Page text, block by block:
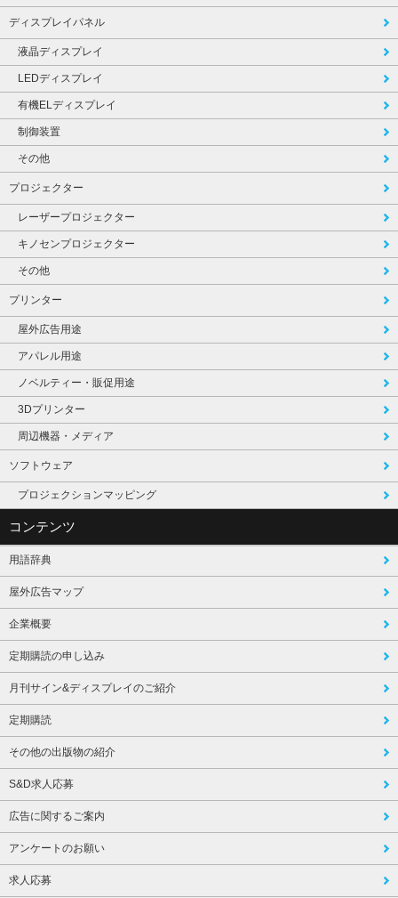
ディスプレイパネル
液晶ディスプレイ
LEDディスプレイ
有機ELディスプレイ
制御装置
その他
プロジェクター
レーザープロジェクター
キノセンプロジェクター
その他
プリンター
屋外広告用途
アパレル用途
ノベルティー・販促用途
3Dプリンター
周辺機器・メディア
ソフトウェア
プロジェクションマッピング
コンテンツ
用語辞典
屋外広告マップ
企業概要
定期購読の申し込み
月刊サイン&ディスプレイのご紹介
定期購読
その他の出版物の紹介
S&D求人応募
広告に関するご案内
アンケートのお願い
求人応募